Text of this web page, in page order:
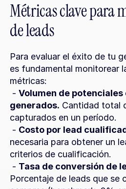
Métricas clave para
de leads
Para evaluar el éxito de tu
es fundamental monitorear
métricas:
- Volumen de
generados. Cantidad total
capturados en un período.
- Costo por lead
necesaria para obtener un
criterios de cualificación.
- Tasa de conversión de
Porcentaje de leads que se